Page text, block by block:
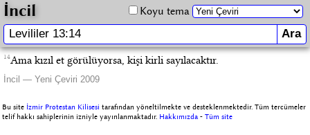
İncil Koyu tema
14Ama kızıl et görülüyorsa, kişi kirli sayılacaktır.
İncil — Yeni Çeviri 2009
Bu site İzmir Protestan Kilisesi tarafından yöneltilmekte ve desteklenmektedir. Tüm tercümeler
telif hakkı sahiplerinin izniyle yayınlanmaktadır. Hakkımızda -Tüm site